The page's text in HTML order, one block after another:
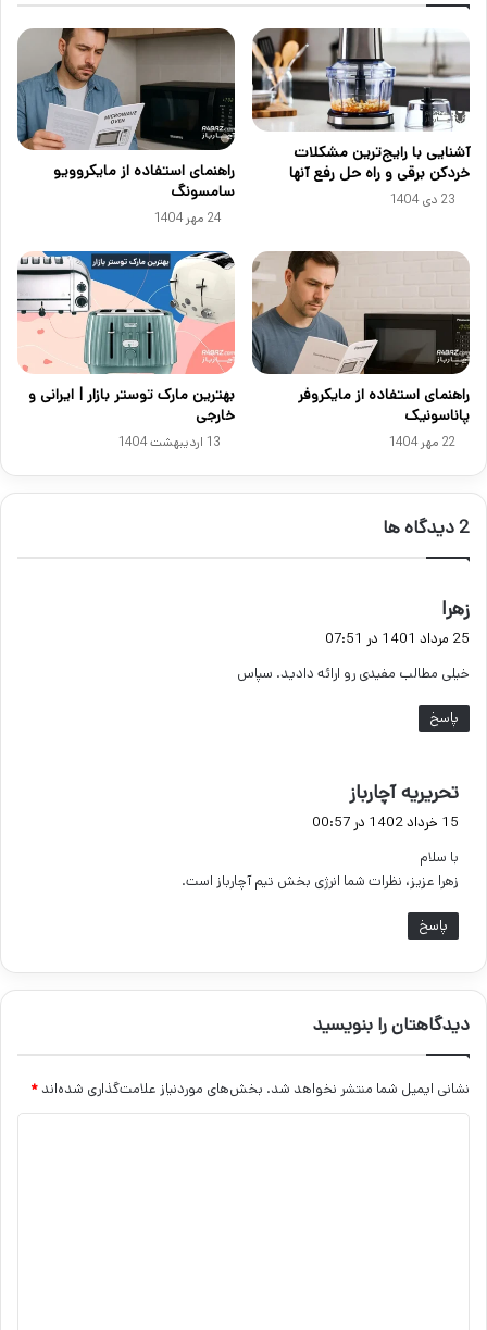
آشنایی با رایج‌ترین مشکلات
خردکن برقی و راه حل رفع آنها
23 دی 1404
راهنمای استفاده از مایکروویو
سامسونگ
24 مهر 1404
راهنمای استفاده از مایکروفر
پاناسونیک
22 مهر 1404
بهترین مارک توستر بازار | ایرانی و
خارجی
13 اردیبهشت 1404
‫2 دیدگاه ها
زهرا
ت
25 مرداد 1401 در 07:51
خیلی مطالب مفیدی رو ارائه دادید. سپاس
پاسخ
تحریریه آچارباز
ف
15 خرداد 1402 در 00:57
با سلام
زهرا عزیز، نظرات شما انرژی بخش تیم آچارباز است.
پاسخ
دیدگاهتان را بنویسید
نشانی ایمیل شما منتشر نخواهد شد. بخش‌های موردنیاز علامت‌گذاری شده‌اند *